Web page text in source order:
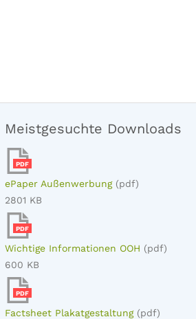
Meistgesuchte Downloads
PDF
ePaper Außenwerbung (pdf)
2801 KB
PDF
Wichtige Informationen OOH (pdf)
600 KB
PDF
Factsheet Plakatgestaltung (pdf)